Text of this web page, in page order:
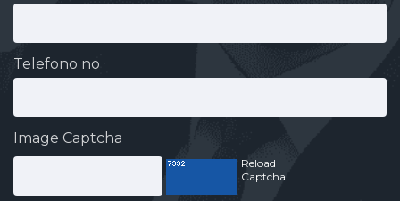
Telefono no
Image Captcha
Reload
Captcha